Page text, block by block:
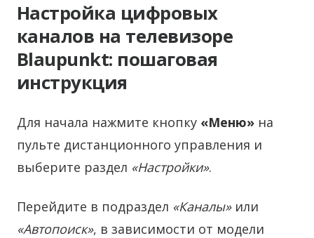
Настройка цифровых
каналов на телевизоре
Blaupunkt: пошаговая
инструкция
Для начала нажмите кнопку «Меню» на
пульте дистанционного управления и
выберите раздел «Настройки».
Перейдите в подраздел «Каналы»или
«Автопоиск», в зависимости от модели